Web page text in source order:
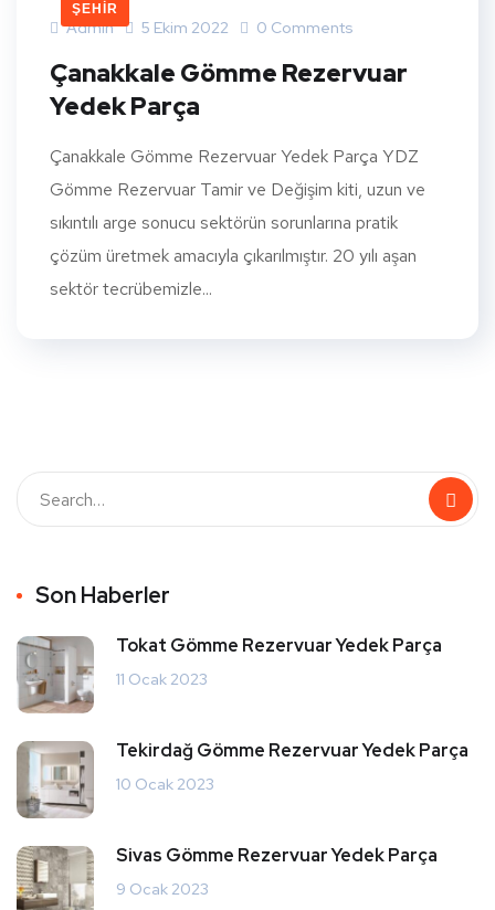
ŞEHIR
Admin 5 Ekim 2022 0 Comments
Çanakkale Gömme Rezervuar
Yedek Parça
Çanakkale Gömme Rezervuar Yedek Parça YDZ
Gömme Rezervuar Tamir ve Değişim kiti, uzun ve
sıkıntılı arge sonucu sektörün sorunlarına pratik
çözüm üretmek amacıyla çıkarılmıştır. 20 yılı aşan
sektör tecrübemizle...
Son Haberler
Tokat Gömme Rezervuar Yedek Parça
11 Ocak 2023
Tekirdağ Gömme Rezervuar Yedek Parça
10 Ocak 2023
Sivas Gömme Rezervuar Yedek Parça
9 Ocak 2023